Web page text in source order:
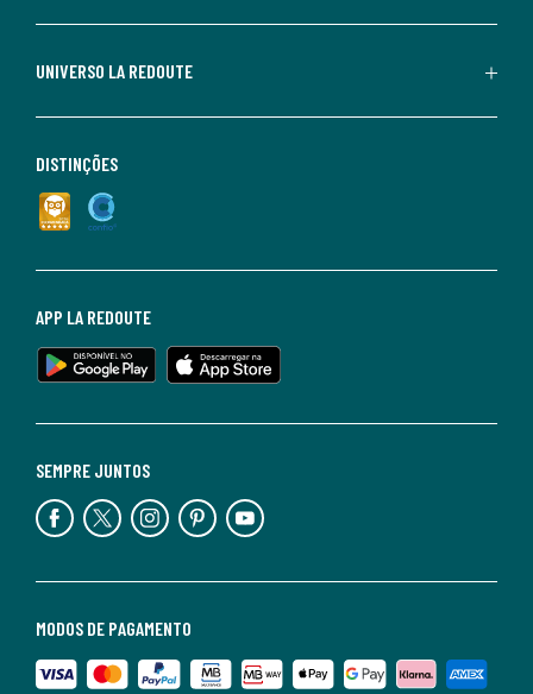
UNIVERSO LA REDOUTE
MODOS DE PAGAMENTO
SEMPRE JUNTOS
APP LA REDOUTE
DISTINÇÕES